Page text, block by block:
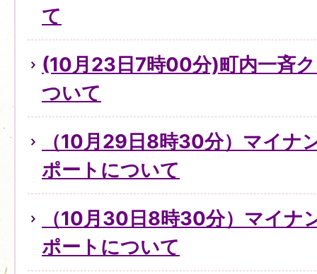
て
(10月23日7時00分)町内一斉
ついて
（10月29日8時30分）マイナ
ポートについて
（10月30日8時30分）マイナ
ポートについて